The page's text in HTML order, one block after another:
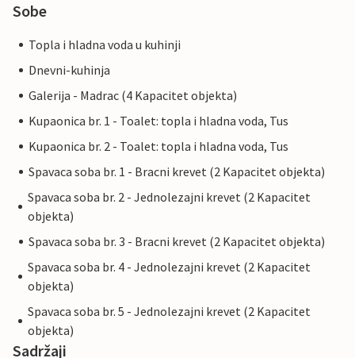
Sobe
Topla i hladna voda u kuhinji
Dnevni-kuhinja
Galerija - Madrac (4 Kapacitet objekta)
Kupaonica br. 1 - Toalet: topla i hladna voda, Tus
Kupaonica br. 2 - Toalet: topla i hladna voda, Tus
Spavaca soba br. 1 - Bracni krevet (2 Kapacitet objekta)
Spavaca soba br. 2 - Jednolezajni krevet (2 Kapacitet
objekta)
Spavaca soba br. 3 - Bracni krevet (2 Kapacitet objekta)
Spavaca soba br. 4 - Jednolezajni krevet (2 Kapacitet
objekta)
Spavaca soba br. 5 - Jednolezajni krevet (2 Kapacitet
objekta)
Sadržaji